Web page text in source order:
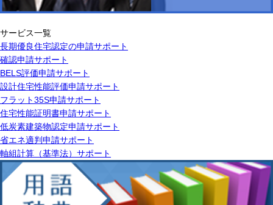
サービス一覧
長期優良住宅認定の申請サポート
確認申請サポート
BELS評価申請サポート
設計住宅性能評価申請サポート
フラット35S申請サポート
住宅性能証明書申請サポート
低炭素建築物認定申請サポート
省エネ適判申請サポート
軸組計算（基準法）サポート